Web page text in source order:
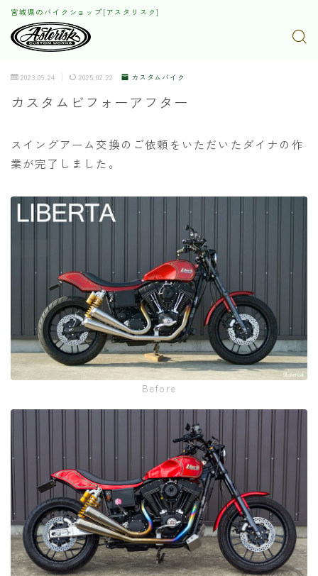
宮城県のバイクショップ[アスタリスク]
2023.09.24 2025.02.22 カスタムバイク
カスタムビフォーアフター
スイングアーム交換のご依頼をいただいたダイナの作
業が完了しました。
Before